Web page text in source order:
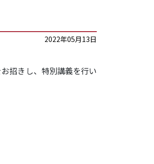
2022年05月13日
招きし、特別講義を行い